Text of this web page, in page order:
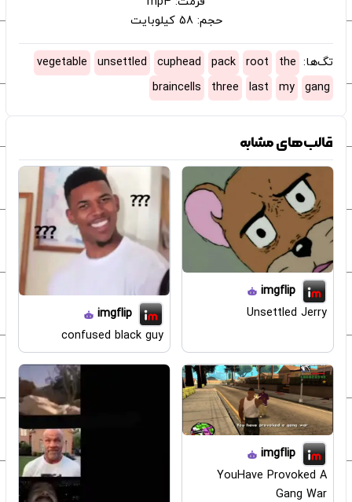
حجم: 58 کیلوبایت
تگ‌ها: the
root
pack
cuphead
unsettled
vegetable
gang
my
last
three
braincells
قالب‌های مشابه
imgflip
Unsettled Jerry
imgflip
confused black guy
imgflip
YouHave Provoked A
Gang War